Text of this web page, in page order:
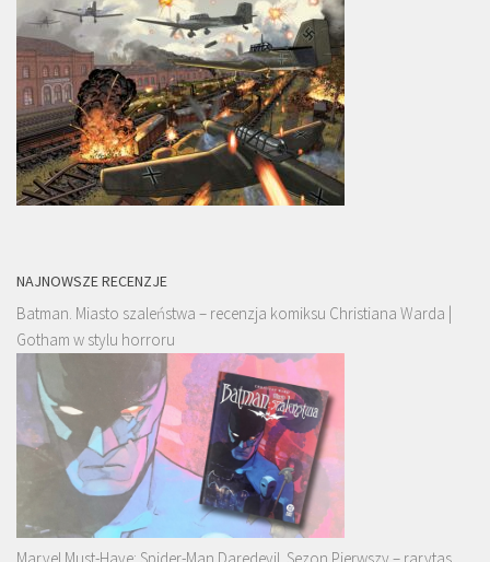
NAJNOWSZE RECENZJE
Batman. Miasto szaleństwa – recenzja komiksu Christiana Warda |
Gotham w stylu horroru